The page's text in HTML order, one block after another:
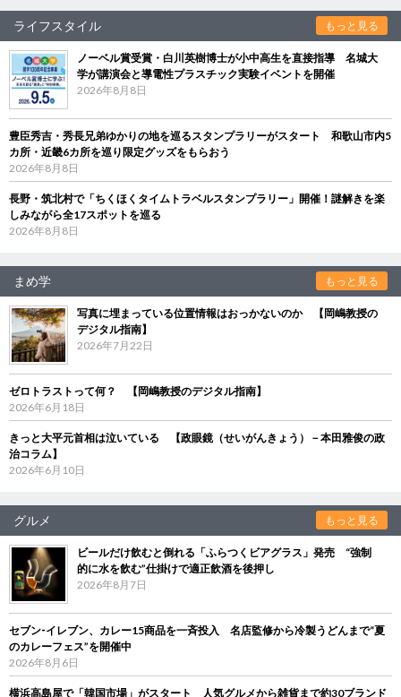
ライフスタイル もっと見る
ノーベル賞受賞・白川英樹博士が小中高生を直接指導 名城大
学が講演会と導電性プラスチック実験イベントを開催
2026年8月8日
豊臣秀吉・秀長兄弟ゆかりの地を巡るスタンプラリーがスタート 和歌山市内5
カ所・近畿6カ所を巡り限定グッズをもらおう
2026年8月8日
長野・筑北村で「ちくほくタイムトラベルスタンプラリー」開催！謎解きを楽
しみながら全17スポットを巡る
2026年8月8日
まめ学 もっと見る
写真に埋まっている位置情報はおっかないのか 【岡嶋教授の
デジタル指南】
2026年7月22日
ゼロトラストって何？ 【岡嶋教授のデジタル指南】
2026年6月18日
きっと大平元首相は泣いている 【政眼鏡（せいがんきょう）－本田雅俊の政
治コラム】
2026年6月10日
グルメ もっと見る
ビールだけ飲むと倒れる「ふらつくビアグラス」発売 “強制
的に水を飲む”仕掛けで適正飲酒を後押し
2026年8月7日
セブン‐イレブン、カレー15商品を一斉投入 名店監修から冷製うどんまで“夏
のカレーフェス”を開催中
2026年8月6日
横浜高島屋で「韓国市場」がスタート 人気グルメから雑貨まで約30ブランド